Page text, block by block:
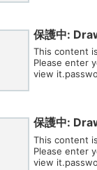
保護中:
This content
Please enter
view
保護中:
This content
Please enter
view